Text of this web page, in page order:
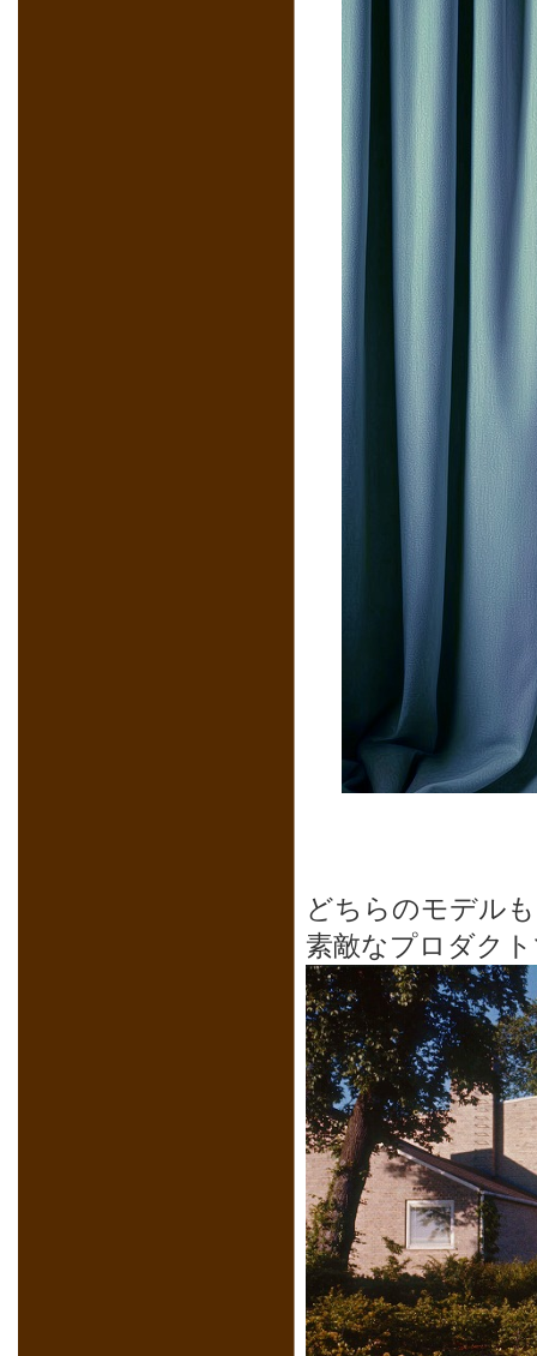
どちらのモデル
素敵なプロダク